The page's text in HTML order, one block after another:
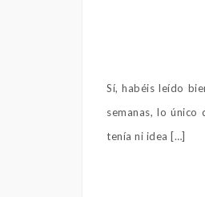
Sí, habéis leído
semanas, lo
tenía ni idea […]